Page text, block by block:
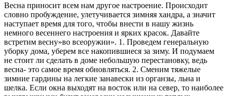
Весна приносит всем нам другое настроение. Происходит
словно пробуждение, улетучивается зимняя хандра, а значит
наступает время для того, чтобы внести в нашу жизнь
немного весеннего настроения и ярких красок. Давайте
встретим весну»во всеоружии». 1. Проведем генеральную
уборку дома, уберем все накопившиеся за зиму. И подумаем
не стоит ли сделать в доме небольшую перестановку, ведь
весна- это самое время обновляться. 2. Сменим тяжелые
зимние гардины на легкие занавески из органзы, льна и
шелка. Если окна выходят на восток или на север, то наиболее